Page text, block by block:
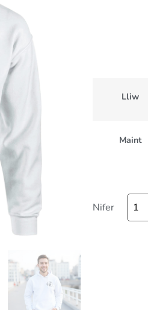
Lliw
Maint
Nifer